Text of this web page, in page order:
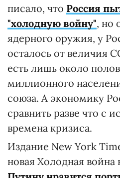
писало, что Россия
"холодную войну", но
ядерного оружия, у
осталось от величия
есть лишь около
миллионного
союза. А экономику
сравнить разве что с
времена кризиса.
Издание New York
новая Холодная война